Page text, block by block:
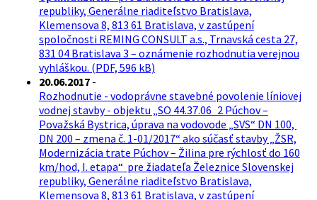
republiky, Generálne riaditeľstvo Bratislava,
Klemensova 8, 813 61 Bratislava, v zastúpení
spoločnosti REMING CONSULT a.s., Trnavská cesta 27,
831 04 Bratislava 3 – oznámenie rozhodnutia verejnou
vyhláškou. (PDF, 596 kB)
20.06.2017 -
Rozhodnutie - vodoprávne stavebné povolenie líniovej
vodnej stavby - objektu „SO 44.37.06_2 Púchov –
Považská Bystrica, úprava na vodovode „SVS“ DN 100,
DN 200 – zmena č. 1-01/2017“ ako súčasť stavby „ŽSR,
Modernizácia trate Púchov – Žilina pre rýchlosť do 160
km/hod, I. etapa“ pre žiadateľa Železnice Slovenskej
republiky, Generálne riaditeľstvo Bratislava,
Klemensova 8, 813 61 Bratislava, v zastúpení